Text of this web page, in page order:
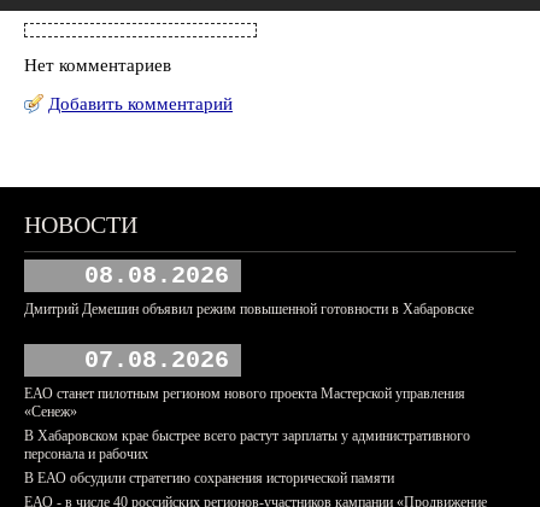
Нет комментариев
Добавить комментарий
НОВОСТИ
08.08.2026
Дмитрий Демешин объявил режим повышенной готовности в Хабаровске
07.08.2026
ЕАО станет пилотным регионом нового проекта Мастерской управления
«Сенеж»
В Хабаровском крае быстрее всего растут зарплаты у административного
персонала и рабочих
В ЕАО обсудили стратегию сохранения исторической памяти
ЕАО - в числе 40 российских регионов-участников кампании «Продвижение